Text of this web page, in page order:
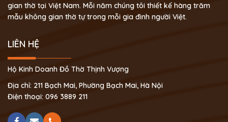
gian thờ tại Việt Nam. Mỗi năm chúng tôi thiết kế hàng trăm
mẫu không gian thờ tự trong mỗi gia đình người Việt.
LIÊN HỆ
Hộ Kinh Doanh Đồ Thờ Thịnh Vượng
Địa chỉ: 211 Bạch Mai, Phường Bạch Mai, Hà Nội
Điện thoại: 096 3889 211